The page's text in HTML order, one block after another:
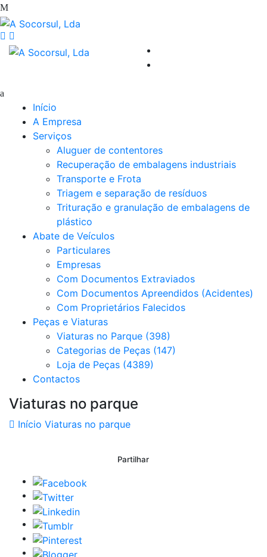
Início
A Empresa
Serviços
Aluguer de contentores
Recuperação de embalagens industriais
Transporte e Frota
Triagem e separação de resíduos
Trituração e granulação de embalagens de
plástico
Abate de Veículos
Particulares
Empresas
Com Documentos Extraviados
Com Documentos Apreendidos (Acidentes)
Com Proprietários Falecidos
Peças e Viaturas
Viaturas no Parque (398)
Categorias de Peças (147)
Loja de Peças (4389)
Contactos
Viaturas no parque
Início Viaturas no parque
Partilhar